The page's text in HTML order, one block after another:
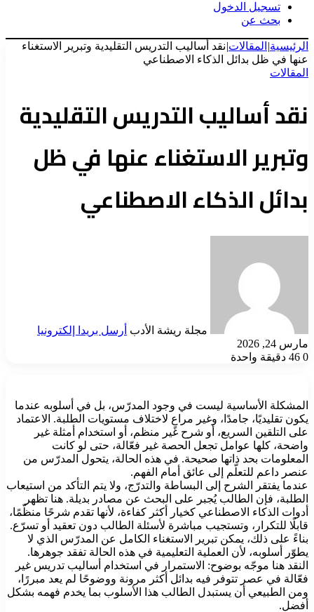
تسجيل الدخول
بحث عن
الرئيسية| المقالات|نقد أساليب التدريس التقليدية وتبرير الاستغناء
عنها في ظل بدائل الذكاء الاصطناعي
المقالات
نقد أساليب التدريس التقليدية
وتبرير الاستغناء عنها في ظل
بدائل الذكاء الاصطناعي
مجلة ريشة الأدب أرسل بريدا إلكترونيا
مارس 24, 2026
0
دقيقة واحدة
المشكلة الأساسية ليست في وجود المدرّس، بل في أسلوبه عندما
يكون تقليديًا، جامدًا، وغير مراعٍ لاختلاف مستويات الطلبة. الاعتماد
على التلقين السريع، أو شرح غير منظم، أو استخدام أمثلة غير
واضحة، كلها عوامل تجعل الحصة غير فعّالة، حتى لو كانت
المعلومات بحد ذاتها صحيحة. في هذه الحالة، يتحول المدرّس من
عنصر داعم للتعلّم إلى عائق أمام الفهم.
عندما يفتقر الشرح إلى البساطة والتدرّج، ولا يتم التأكد من استيعاب
الطلبة، فإن الطالب يُجبر على البحث عن مصادر بديلة. هنا تظهر
أدوات الذكاء الاصطناعي كخيار أكثر كفاءة، لأنها تقدم شرحًا منظّمًا،
قابلًا للتكرار، وتستجيب مباشرة لأسئلة الطالب دون تعقيد أو تسرّع.
بناءً على ذلك، يمكن تبرير الاستغناء الكامل عن المدرّس الذي لا
يطوّر أسلوبه، لأن العملية التعليمية في هذه الحالة تفقد جوهرها.
النقد هنا موجّه بوضوح: الاستمرار في استخدام أساليب تدريس غير
فعّالة في عصر تتوفر فيه بدائل أكثر مرونة ووضوحًا لم يعد مبررًا،
ومن الطبيعي أن يستبدل الطالب هذا الأسلوب بما يخدم فهمه بشكل
أفضل.